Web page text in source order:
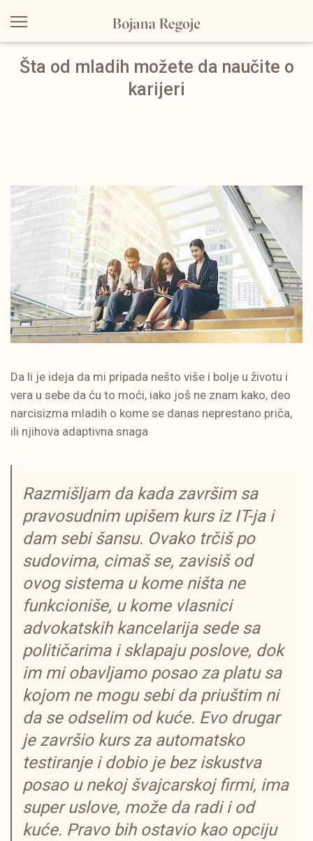
Šta od mladih možete da naučite o
karijeri
Da li je ideja da mi pripada nešto više i bolje u životu i
vera u sebe da ću to moći, iako još ne znam kako, deo
narcisizma mladih o kome se danas neprestano priča,
ili njihova adaptivna snaga
Razmišljam da kada završim sa
pravosudnim upišem kurs iz IT-ja i
dam sebi šansu. Ovako trčiš po
sudovima, cimaš se, zavisiš od
ovog sistema u kome ništa ne
funkcioniše, u kome vlasnici
advokatskih kancelarija sede sa
političarima i sklapaju poslove, dok
im mi obavljamo posao za platu sa
kojom ne mogu sebi da priuštim ni
da se odselim od kuće. Evo drugar
je završio kurs za automatsko
testiranje i dobio je bez iskustva
posao u nekoj švajcarskoj firmi, ima
super uslove, može da radi i od
kuće. Pravo bih ostavio kao opciju